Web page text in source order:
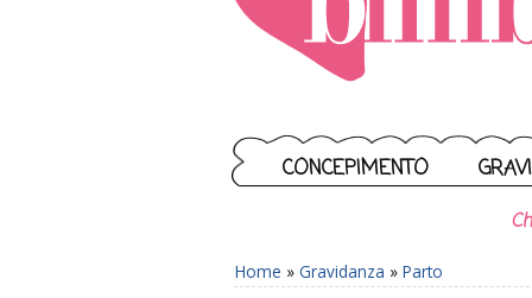
CONCEPIMENTO
Home » Gravidanza » Parto